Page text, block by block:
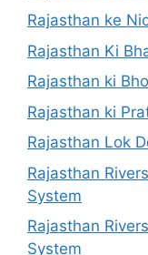
Rajasthan ke
Rajasthan Ki
Rajasthan ki
Rajasthan ki
Rajasthan Lok
Rajasthan
System
Rajasthan
System